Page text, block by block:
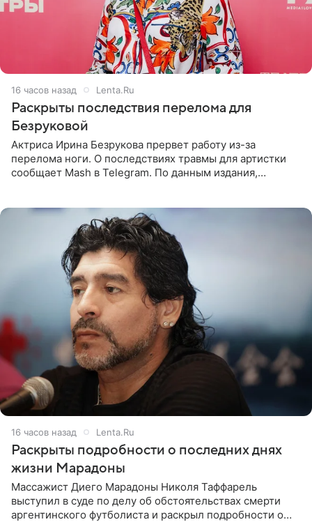
16 часов назад Lenta.Ru
Раскрыты последствия перелома для
Безруковой
Актриса Ирина Безрукова прервет работу из-за
перелома ноги. О последствиях травмы для артистки
сообщает Mash в Telegram. По данным издания,
16 часов назад Lenta.Ru
Раскрыты подробности о последних днях
жизни Марадоны
Массажист Диего Марадоны Николя Таффарель
выступил в суде по делу об обстоятельствах смерти
аргентинского футболиста и раскрыл подробности о